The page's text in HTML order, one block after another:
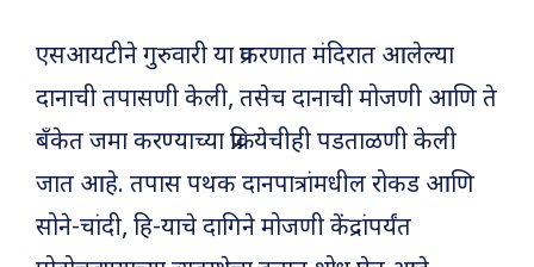
एसआयटीने गुरुवारी या प्रकरणात मंदिरात आलेल्या
दानाची तपासणी केली, तसेच दानाची मोजणी आणि ते
बँकेत जमा करण्याच्या प्रक्रियेचीही पडताळणी केली
जात आहे. तपास पथक दानपात्रांमधील रोकड आणि
सोने-चांदी, हि-याचे दागिने मोजणी केंद्रांपर्यंत